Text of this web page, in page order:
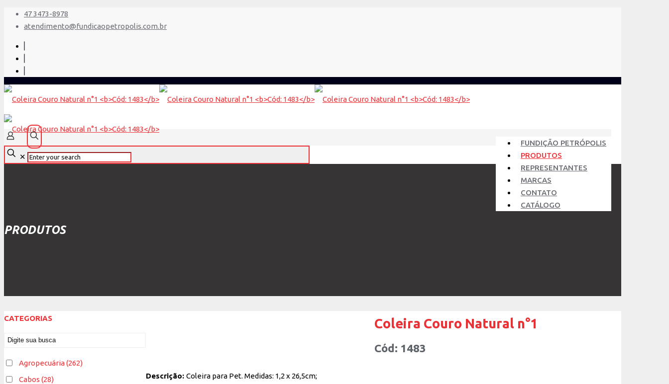
47 3473-8978
atendimento@fundicaopetropolis.com.br
FUNDIÇÃO PETRÓPOLIS
PRODUTOS
REPRESENTANTES
MARCAS
CONTATO
CATÁLOGO
✕
PRODUTOS
Coleira Couro Natural n°1
Cód: 1483
Descrição:Coleira para Pet. Medidas: 1,2 x 26,5cm;
CATEGORIAS
Agropecuária(262)
Cabos (28)